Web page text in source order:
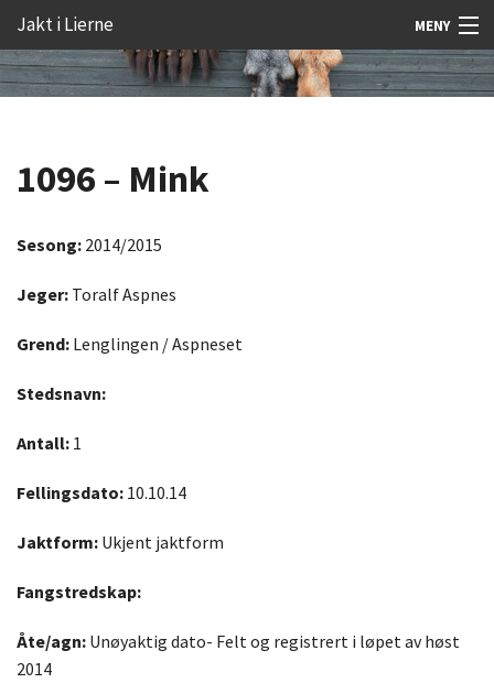
Jakt i Lierne MENY
Nyheter
Fangst
innholdet
Forstørre
1096 – Mink
Sesong: 2014/2015
Jeger: Toralf Aspnes
Grend: Lenglingen / Aspneset
Stedsnavn:
Antall: 1
Fellingsdato: 10.10.14
Jaktform: Ukjent jaktform
Fangstredskap:
Åte/agn: Unøyaktig dato- Felt og registrert i løpet av høst
2014